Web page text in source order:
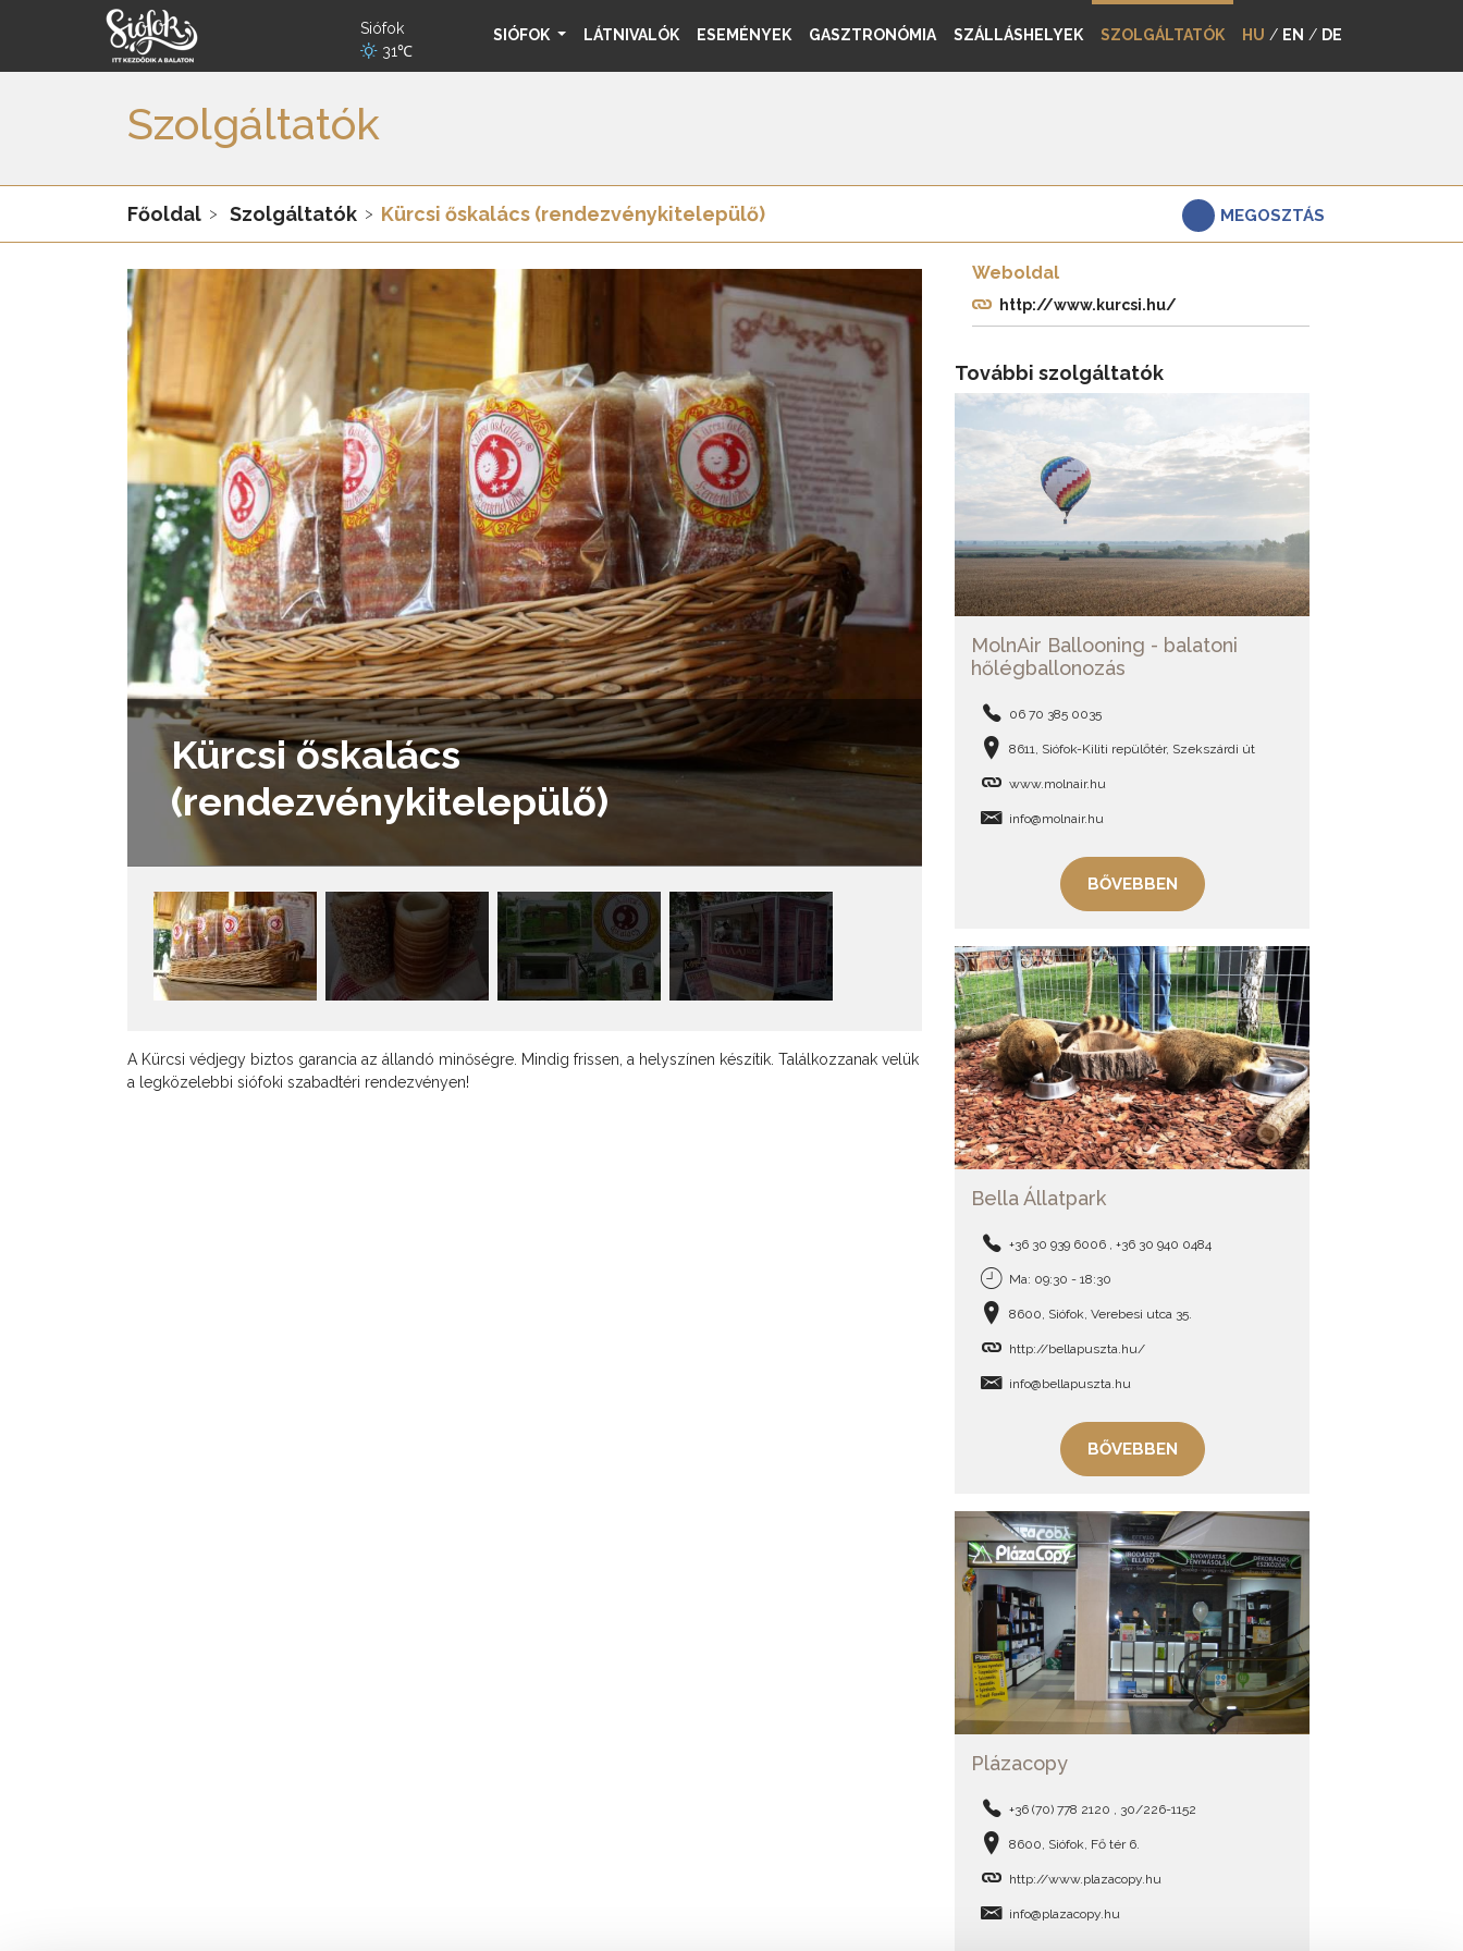
Siófok
31℃
SIÓFOK LÁTNIVALÓK ESEMÉNYEK GASZTRONÓMIA SZÁLLÁSHELYEK SZOLGÁLTATÓK HU / EN / DE
Szolgáltatók
Főoldal Szolgáltatók Kürcsi őskalács (rendezvénykitelepülő) MEGOSZTÁS
Kürcsi őskalács
(rendezvénykitelepülő)
A Kürcsi védjegy biztos garancia az állandó minőségre. Mindig frissen, a helyszínen készítik. Találkozzanak velük
a legközelebbi siófoki szabadtéri rendezvényen!
Weboldal
http://www.kurcsi.hu/
További szolgáltatók
MolnAir Ballooning - balatoni
hőlégballonozás
06 70 385 0035
8611, Siófok-Kiliti repülőtér, Szekszárdi út
www.molnair.hu
info@molnair.hu
BŐVEBBEN
Bella Állatpark
+36 30 939 6006 , +36 30 940 0484
Ma: 09:30 - 18:30
8600, Siófok, Verebesi utca 35.
http://bellapuszta.hu/
info@bellapuszta.hu
BŐVEBBEN
Plázacopy
+36 (70) 778 2120 , 30/226-1152
8600, Siófok, Fő tér 6.
http://www.plazacopy.hu
info@plazacopy.hu